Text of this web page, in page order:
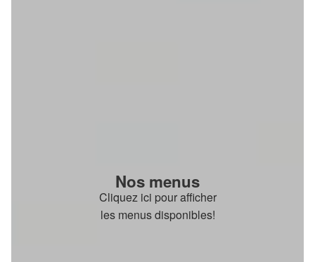
Nos menus
Cliquez ici pour afficher
les menus disponibles!